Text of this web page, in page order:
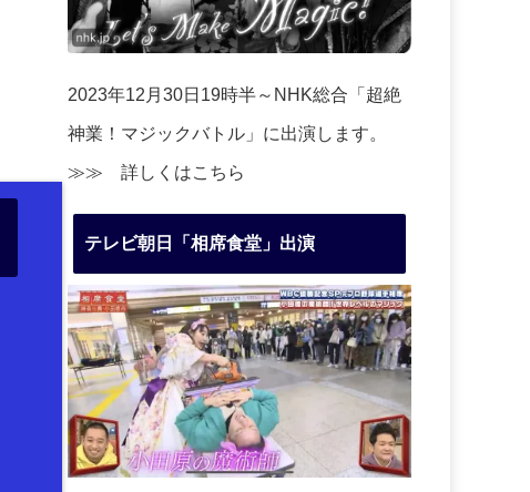
2023年12月30日19時半～NHK総合「超絶
神業！マジックバトル」に出演します。
≫≫ 詳しくはこちら
テレビ朝日「相席食堂」出演